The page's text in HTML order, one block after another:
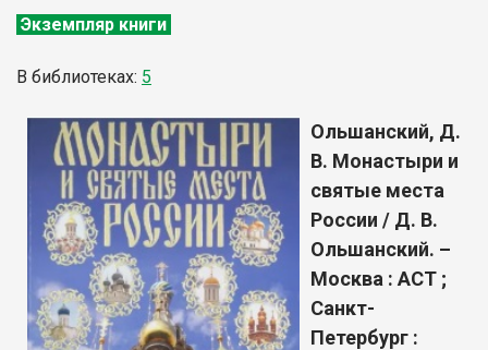
Экземпляр книги
В библиотеках: 5
Ольшанский, Д.
В. Монастыри и
святые места
России / Д. В.
Ольшанский. –
Москва : АСТ ;
Санкт-
Петербург :